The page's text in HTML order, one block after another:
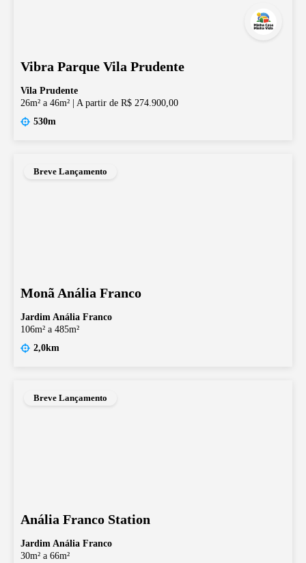
Vibra Parque Vila Prudente
Vila Prudente
26m² a 46m²
A partir de R$ 274.900,00
530m
Breve Lançamento
Monã Anália Franco
Jardim Anália Franco
106m² a 485m²
2,0km
Breve Lançamento
Anália Franco Station
Jardim Anália Franco
30m² a 66m²